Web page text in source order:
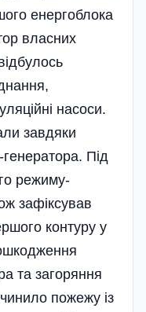
енергоблока
власних
насоси.
завдяки
Під
ре­жи­му­
зафіксував
контуру у
та загоряння
пожежу із